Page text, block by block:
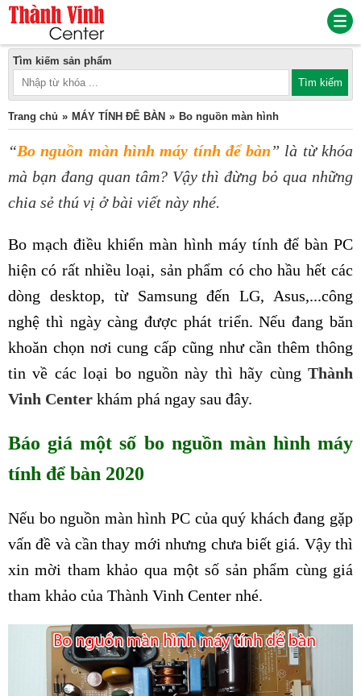
Tìm kiếm sản phẩm
Trang chủ MÁY TÍNH ĐỂ BÀN Bo nguồn màn hình
“Bo nguồn màn hình máy tính để bàn” là từ khóa
mà bạn đang quan tâm? Vậy thì đừng bỏ qua những
chia sẻ thú vị ở bài viết này nhé.
Bo mạch điều khiển màn hình máy tính để bàn PC
hiện có rất nhiều loại, sản phẩm có cho hầu hết các
dòng desktop, từ Samsung đến LG, Asus,...công
nghệ thì ngày càng được phát triển. Nếu đang băn
khoăn chọn nơi cung cấp cũng như cần thêm thông
tin về các loại bo nguồn này thì hãy cùng Thành
Vinh Center khám phá ngay sau đây.
Báo giá một số bo nguồn màn hình máy
tính để bàn 2020
Nếu bo nguồn màn hình PC của quý khách đang gặp
vấn đề và cần thay mới nhưng chưa biết giá. Vậy thì
xin mời tham khảo qua một số sản phẩm cùng giá
tham khảo của Thành Vinh Center nhé.